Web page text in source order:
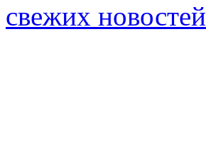
свежих новостей